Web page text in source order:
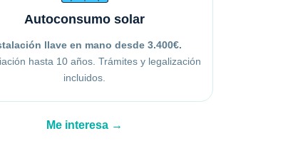
Autoconsumo solar
llave en mano desde 3.400€.
hasta 10 años. Trámites y legalización
incluidos.
Me interesa →